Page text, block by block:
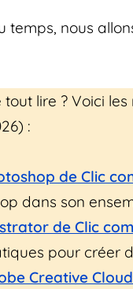
temps, nous
tout lire ? Voici
:
de Clic
dans son
de Clic
pour créer
Creative